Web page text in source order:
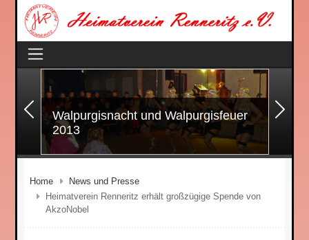
Zurück
Walpurgisnacht und Walpurgisfeuer
2013
Home
News und Presse
Heimatverein Renneritz erhält großzügige Spende von
AkzoNobel